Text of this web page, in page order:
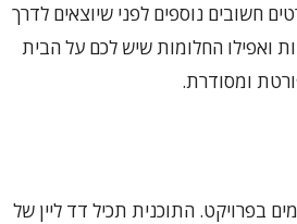
חשובים נוספים לפני שיוצאים לדרך
ואפילו החלומות שיש לכם על הבית
ומסודרת.
בפרויקט. התוכנית תכיל דד ליין של